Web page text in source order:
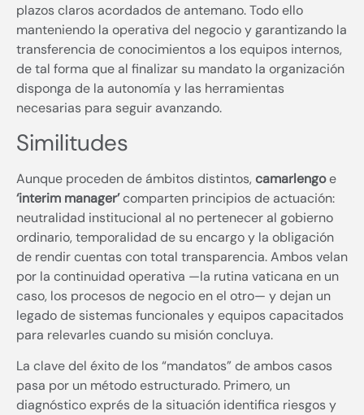
plazos claros acordados de antemano. Todo ello
manteniendo la operativa del negocio y garantizando la
transferencia de conocimientos a los equipos internos,
de tal forma que al finalizar su mandato la organización
disponga de la autonomía y las herramientas
necesarias para seguir avanzando.
Similitudes
Aunque proceden de ámbitos distintos,camarlengoe
‘interim manager’comparten principios de actuación:
neutralidad institucional al no pertenecer al gobierno
ordinario, temporalidad de su encargo y la obligación
de rendir cuentas con total transparencia. Ambos velan
por la continuidad operativa —la rutina vaticana en un
caso, los procesos de negocio en el otro— y dejan un
legado de sistemas funcionales y equipos capacitados
para relevarles cuando su misión concluya.
La clave del éxito de los “mandatos” de ambos casos
pasa por un método estructurado. Primero, un
diagnóstico exprés de la situación identifica riesgos y